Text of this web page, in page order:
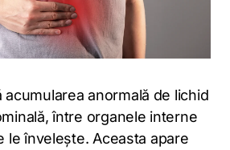
anormală de lichid
între organele interne
le învelește. Aceasta apare